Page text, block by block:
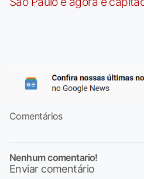
Comentários
Nenhum comentario!
Enviar comentário